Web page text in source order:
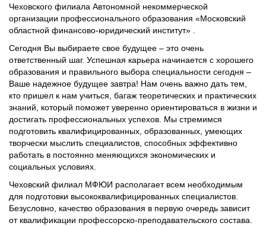
Чеховского филиала Автономной некоммерческой
организации профессионального образования «Московский
областной финансово-юридический институт» .
Сегодня Вы выбираете свое будущее – это очень
ответственный шаг. Успешная карьера начинается с хорошего
образования и правильного выбора специальности сегодня –
Ваше надежное будущее завтра! Нам очень важно дать тем,
кто пришел к нам учиться, багаж теоретических и практических
знаний, который поможет уверенно ориентироваться в жизни и
достигать профессиональных успехов. Мы стремимся
подготовить квалифицированных, образованных, умеющих
творчески мыслить специалистов, способных эффективно
работать в постоянно меняющихся экономических и
социальных условиях.
Чеховский филиал МФЮИ располагает всем необходимым
для подготовки высококвалифицированных специалистов.
Безусловно, качество образования в первую очередь зависит
от квалификации профессорско-преподавательского состава.